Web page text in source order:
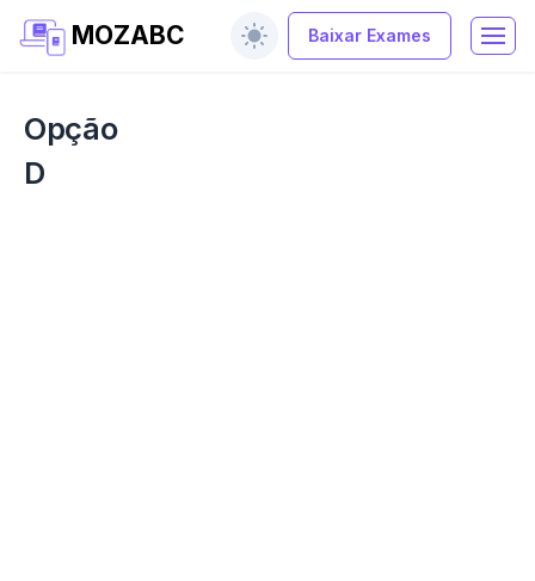
MOZABC Baixar Exames
Opção
D